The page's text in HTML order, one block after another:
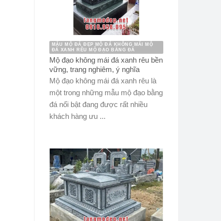
MẪU MỘ ĐÁ ĐẸP MỘ ĐÁ KHÔNG MÁI MỘ
ĐÁ XANH RÊU MỘ ĐẠO BẰNG ĐÁ
Mộ đạo không mái đá xanh rêu bền
vững, trang nghiêm, ý nghĩa
Mộ đạo không mái đá xanh rêu là
một trong những mẫu mộ đạo bằng
đá nổi bật đang được rất nhiều
khách hàng ưu ...